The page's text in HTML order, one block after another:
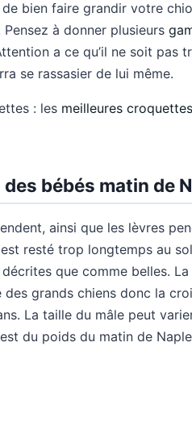
bien faire grandir votre
à donner plusieurs
a ce qu’il ne soit pas
se rassasier de lui même.
: les meilleures
bébés matin de
ainsi que les lèvres
resté trop longtemps au
que comme belles.
grands chiens donc la
La taille du mâle peut
du poids du matin de